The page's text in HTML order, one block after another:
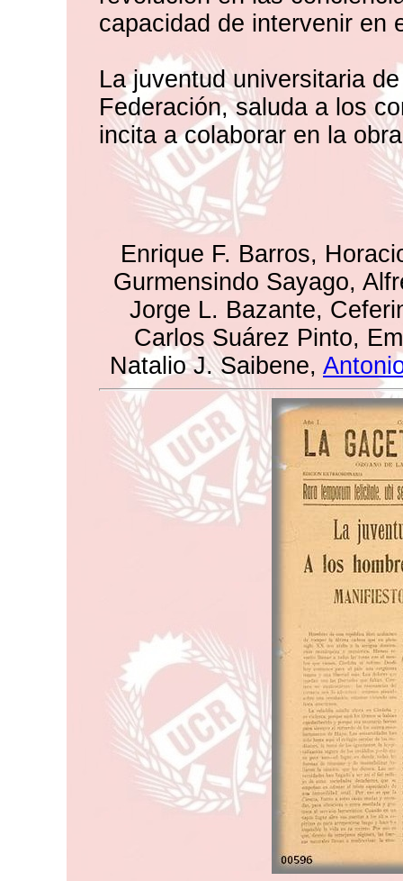
capacidad de intervenir en
La juventud universitaria
Federación, saluda a los
incita a colaborar en la
Enrique F. Barros,
Gurmensindo Sayago,
Jorge L. Bazante,
Carlos Suárez Pinto,
Natalio J. Saibene,